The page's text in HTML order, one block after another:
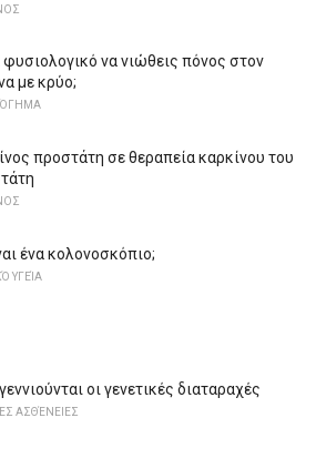
φυσιολογικό να νιώθεις πόνος στον
με κρύο;
προστάτη σε θεραπεία καρκίνου του
ένα κολονοσκόπιο;
ΥΓΕΊΑ
οι γενετικές διαταραχές
ΑΣΘΈΝΕΙΕΣ